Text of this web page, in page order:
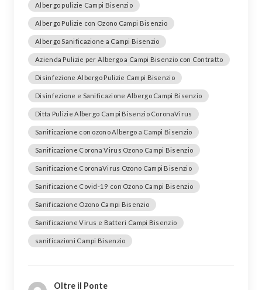
Albergo pulizie Campi Bisenzio
Albergo Pulizie con Ozono Campi Bisenzio
Albergo Sanificazione a Campi Bisenzio
Azienda Pulizie per Albergo a Campi Bisenzio con Contratto
Disinfezione Albergo Pulizie Campi Bisenzio
Disinfezione e Sanificazione Albergo Campi Bisenzio
Ditta Pulizie Albergo Campi Bisenzio CoronaVirus
Sanificazione con ozono Albergo a Campi Bisenzio
Sanificazione Corona Virus Ozono Campi Bisenzio
Sanificazione CoronaVirus Ozono Campi Bisenzio
Sanificazione Covid-19 con Ozono Campi Bisenzio
Sanificazione Ozono Campi Bisenzio
Sanificazione Virus e Batteri Campi Bisenzio
sanificazioni Campi Bisenzio
Oltre il Ponte